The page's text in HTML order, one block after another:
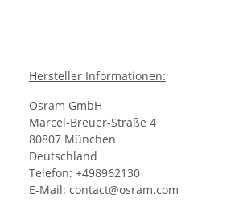
Hersteller Informationen:
Osram GmbH
Marcel-Breuer-Straße 4
80807 München
Deutschland
Telefon: +498962130
E-Mail: contact@osram.com